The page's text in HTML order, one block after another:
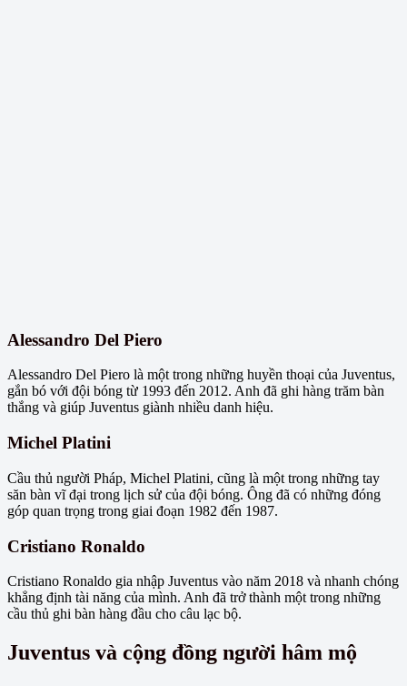
Alessandro Del Piero
Alessandro Del Piero là một trong những huyền thoại của Juventus,
gắn bó với đội bóng từ 1993 đến 2012. Anh đã ghi hàng trăm bàn
thắng và giúp Juventus giành nhiều danh hiệu.
Michel Platini
Cầu thủ người Pháp, Michel Platini, cũng là một trong những tay
săn bàn vĩ đại trong lịch sử của đội bóng. Ông đã có những đóng
góp quan trọng trong giai đoạn 1982 đến 1987.
Cristiano Ronaldo
Cristiano Ronaldo gia nhập Juventus vào năm 2018 và nhanh chóng
khẳng định tài năng của mình. Anh đã trở thành một trong những
cầu thủ ghi bàn hàng đầu cho câu lạc bộ.
Juventus và cộng đồng người hâm mộ